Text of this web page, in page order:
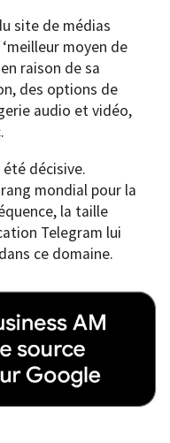
site de médias
moyen de
raison de sa
des options de
audio et vidéo,
décisive.
mondial pour la
la taille
Telegram lui
ce domaine.